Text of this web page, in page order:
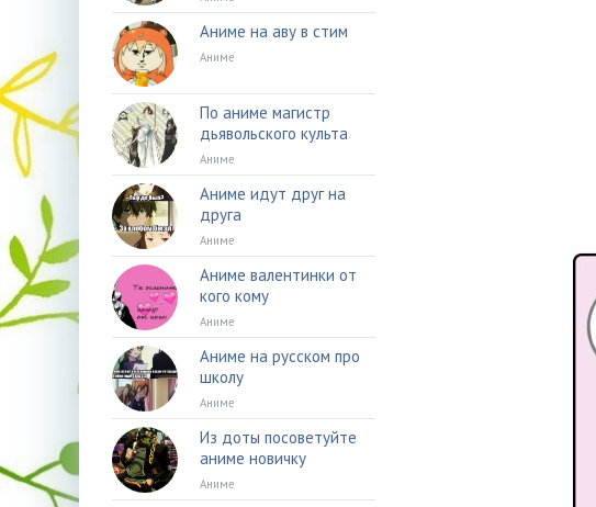
Аниме на аву в стим
Аниме
По аниме магистр
дьявольского культа
Аниме
Аниме идут друг на
друга
Аниме
Аниме валентинки от
кого кому
Аниме
Аниме на русском про
школу
Аниме
Из доты посоветуйте
аниме новичку
Аниме